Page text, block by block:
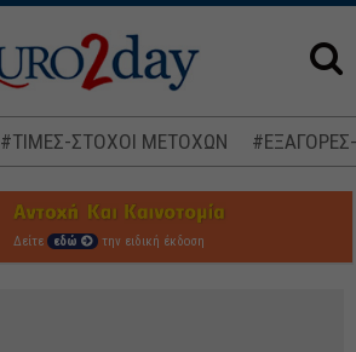
#ΤΙΜΕΣ-ΣΤΟΧΟΙ ΜΕΤΟΧΩΝ
Δείτε εδώ την ειδική έκδοση